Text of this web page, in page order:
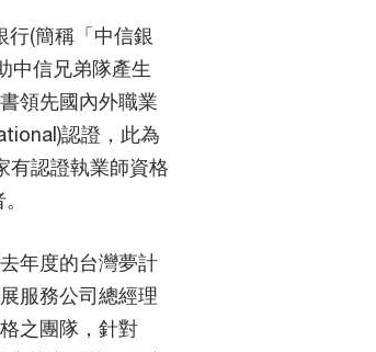
行(簡稱「中信銀
中信兄弟隊產生
領先國內外職業
認證，此為
有認證執業師資格
年度的台灣夢計
服務公司總經理
之團隊，針對